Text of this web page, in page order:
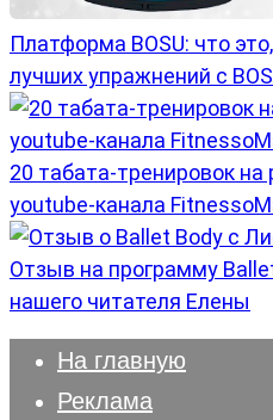
Платформа BOSU: что
лучших упражнений с
20 табата-тренировок
youtube-канала
Отзыв на программу
нашего читателя Елены
На главную
Реклама